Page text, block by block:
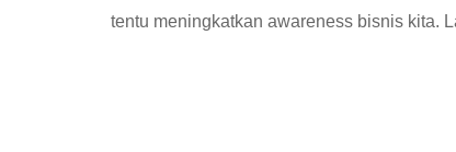
tentu meningkatkan awareness bisnis kita.